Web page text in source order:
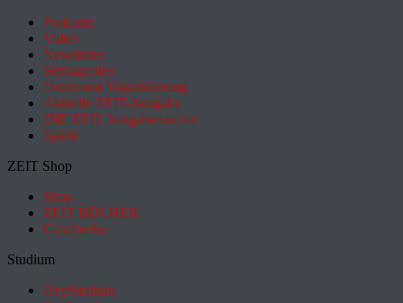
Podcasts
Video
Newsletter
Schlagzeilen
Daten und Visualisierung
Aktuelle ZEIT-Ausgabe
DIE ZEIT Ausgabenarchiv
Spiele
ZEIT Shop
Shop
ZEIT BÜCHER
Geschenke
Studium
HeyStudium